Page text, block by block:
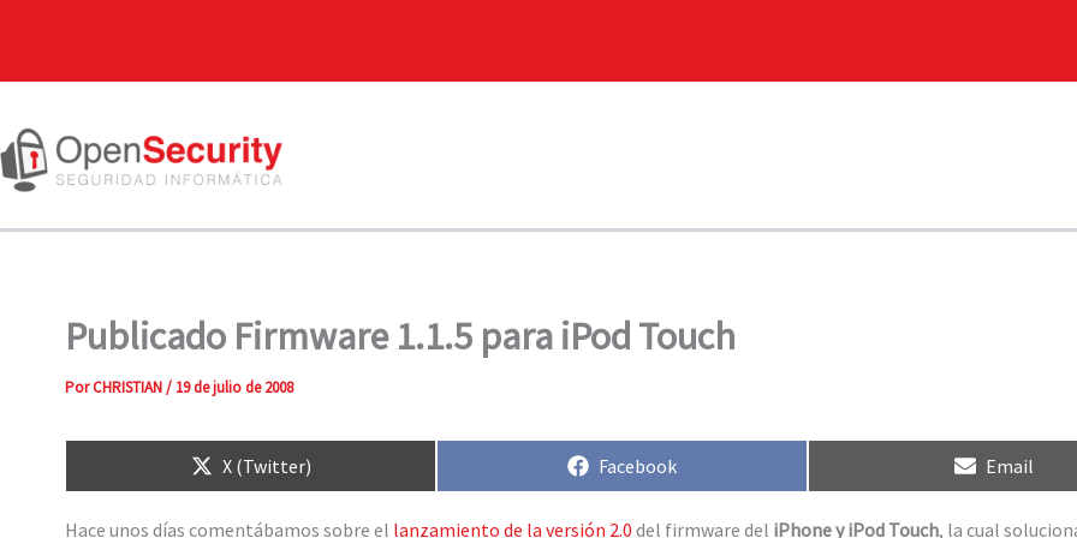
Publicado Firmware 1.1.5 para iPod Touch
PorCHRISTIAN/ 19 de julio de 2008
Compartir
en
X (Twitter)
Compartir
Facebook
Compartir
Email
Hace unos días comentábamos sobre el lanzamiento de la versión 2.0 del firmware del iPhone y iPod Touch, la cual